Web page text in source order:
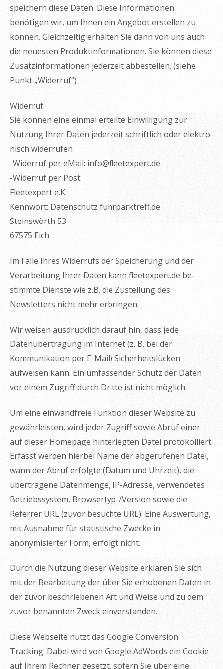
speichern diese Daten. Diese Informationen
benötigen wir, um Ihnen ein Angebot erstellen zu
können. Gleichzeitig erhalten Sie dann von uns auch
die neuesten Produktinformationen. Sie können diese
Zusatzinformationen jederzeit abbestellen. (siehe
Punkt „Widerruf“)
Widerruf
Sie können eine einmal erteilte Einwilligung zur
Nutzung Ihrer Daten jederzeit schriftlich oder elektro­
nisch widerrufen
-Widerruf per eMail: info@fleetexpert.de
-Widerruf per Post:
Fleetexpert e.K
Kennwort: Datenschutz fuhrparktreff.de
Steinswörth 53
67575 Eich
Im Falle Ihres Widerrufs der Speicherung und der
Verarbeitung Ihrer Daten kann fleetexpert.de be­
stimmte Dienste wie z.B. die Zustellung des
Newsletters nicht mehr erbringen.
Wir weisen ausdrücklich darauf hin, dass jede
Datenübertragung im Internet (z. B. bei der
Kommunikation per E-Mail) Sicherheitslücken
aufweisen kann. Ein umfassender Schutz der Daten
vor einem Zugriff durch Dritte ist nicht möglich.
Um eine einwandfreie Funktion dieser Website zu
gewährleisten, wird jeder Zugriff sowie Abruf einer
auf dieser Homepage hinterlegten Datei protokolliert.
Erfasst werden hierbei Name der abgerufenen Datei,
wann der Abruf erfolgte (Datum und Uhrzeit), die
übertragene Datenmenge, IP-Adresse, verwendetes
Betriebssystem, Browsertyp-/Version sowie die
Referrer URL (zuvor besuchte URL). Eine Auswertung,
mit Ausnahme für statistische Zwecke in
anonymisierter Form, erfolgt nicht.
Durch die Nutzung dieser Website erklären Sie sich
mit der Bearbeitung der über Sie erhobenen Daten in
der zuvor beschriebenen Art und Weise und zu dem
zuvor benannten Zweck einverstanden.
Diese Webseite nutzt das Google Conversion
Tracking. Dabei wird von Google AdWords ein Cookie
auf Ihrem Rechner gesetzt, sofern Sie über eine